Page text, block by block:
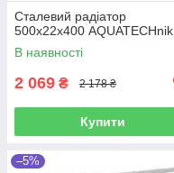
Сталевий радіатор
500х22х400 AQUATECHnik
В наявності
2 069 ₴ 2 178 ₴
Купити
–5%